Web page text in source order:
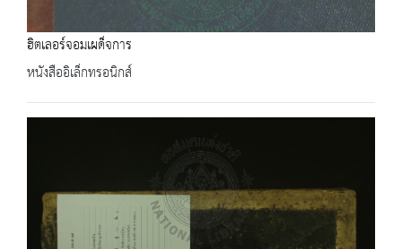
ฮิตเลอร์จอมเผด็จการ
หนังสืออิเล็กทรอนิกส์